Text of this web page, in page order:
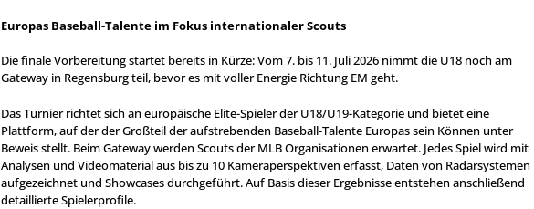
Europas Baseball-Talente im Fokus internationaler Scouts
Die finale Vorbereitung startet bereits in Kürze: Vom 7. bis 11. Juli 2026 nimmt die U18 noch am
Gateway in Regensburg teil, bevor es mit voller Energie Richtung EM geht.
Das Turnier richtet sich an europäische Elite-Spieler der U18/U19-Kategorie und bietet eine
Plattform, auf der der Großteil der aufstrebenden Baseball-Talente Europas sein Können unter
Beweis stellt. Beim Gateway werden Scouts der MLB Organisationen erwartet. Jedes Spiel wird mit
Analysen und Videomaterial aus bis zu 10 Kameraperspektiven erfasst, Daten von Radarsystemen
aufgezeichnet und Showcases durchgeführt. Auf Basis dieser Ergebnisse entstehen anschließend
detaillierte Spielerprofile.